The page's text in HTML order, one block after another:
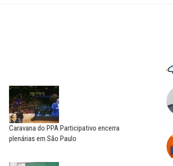
Caravana do PPA Participativo encerra
plenárias em São Paulo
(SERGINHO)
de todos
A geopolítica nas eleições de